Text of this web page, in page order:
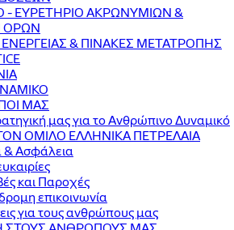
- ΕΥΡΕΤΗΡΙΟ ΑΚΡΩΝΥΜΙΩΝ &
ΟΡΩΝ
& ΠΙΝΑΚΕΣ ΜΕΤΑΤΡΟΠΗΣ
ΜΑΣ
μας για το Ανθρώπινο Δυναμικό
ΟΜΙΛΟ ΕΛΛΗΝΙΚΑ ΠΕΤΡΕΛΑΙΑ
& Ασφάλεια
και Παροχές
επικοινωνία
για τους ανθρώπους μας